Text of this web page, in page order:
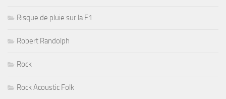
Risque de pluie sur la F1
Robert Randolph
Rock
Rock Acoustic Folk